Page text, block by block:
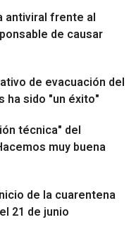
antiviral frente al
de causar
de evacuación del
ha sido "un éxito"
técnica" del
muy buena
de la cuarentena
21 de junio